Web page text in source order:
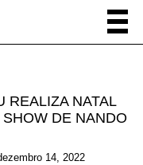
REALIZA NATAL
DE NANDO
14, 2022